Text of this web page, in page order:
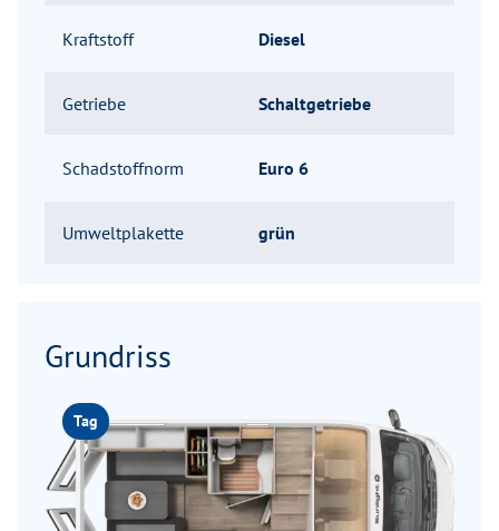
Kraftstoff Diesel
Getriebe Schaltgetriebe
Schadstoffnorm Euro 6
Umweltplakette grün
Grundriss
Tag